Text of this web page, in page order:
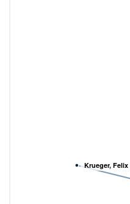
Krueger, Felix